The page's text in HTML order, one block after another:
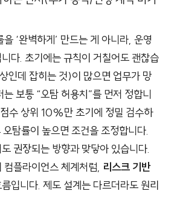
‘완벽하게’ 만드는 게 아니라, 운영
다. 초기에는 규칙이 거칠어도 괜찮습
인데 잡히는 것)이 많으면 업무가 망
보통 “오탐 허용치”를 먼저 정합니
수 상위 10%만 초기에 정밀 검수하
탐률이 높으면 조건을 조정합니다.
권장되는 방향과 맞닿아 있습니다.
플라이언스 체계처럼, 리스크 기반
입니다. 제도 설계는 다르더라도 원리